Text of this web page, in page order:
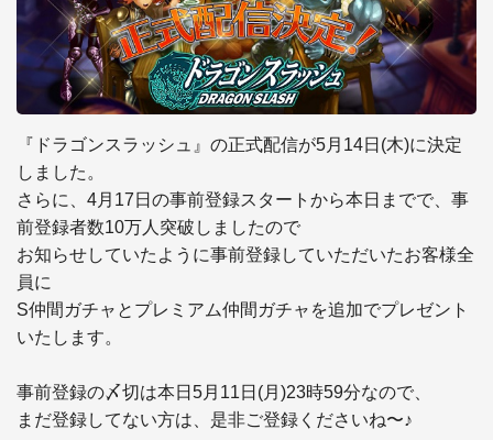
『ドラゴンスラッシュ』の正式配信が5月14日(木)に決定
しました。
さらに、4月17日の事前登録スタートから本日までで、事
前登録者数10万人突破しましたので
お知らせしていたように事前登録していただいたお客様全
員に
S仲間ガチャとプレミアム仲間ガチャを追加でプレゼント
いたします。
事前登録の〆切は本日5月11日(月)23時59分なので、
まだ登録してない方は、是非ご登録くださいね〜♪